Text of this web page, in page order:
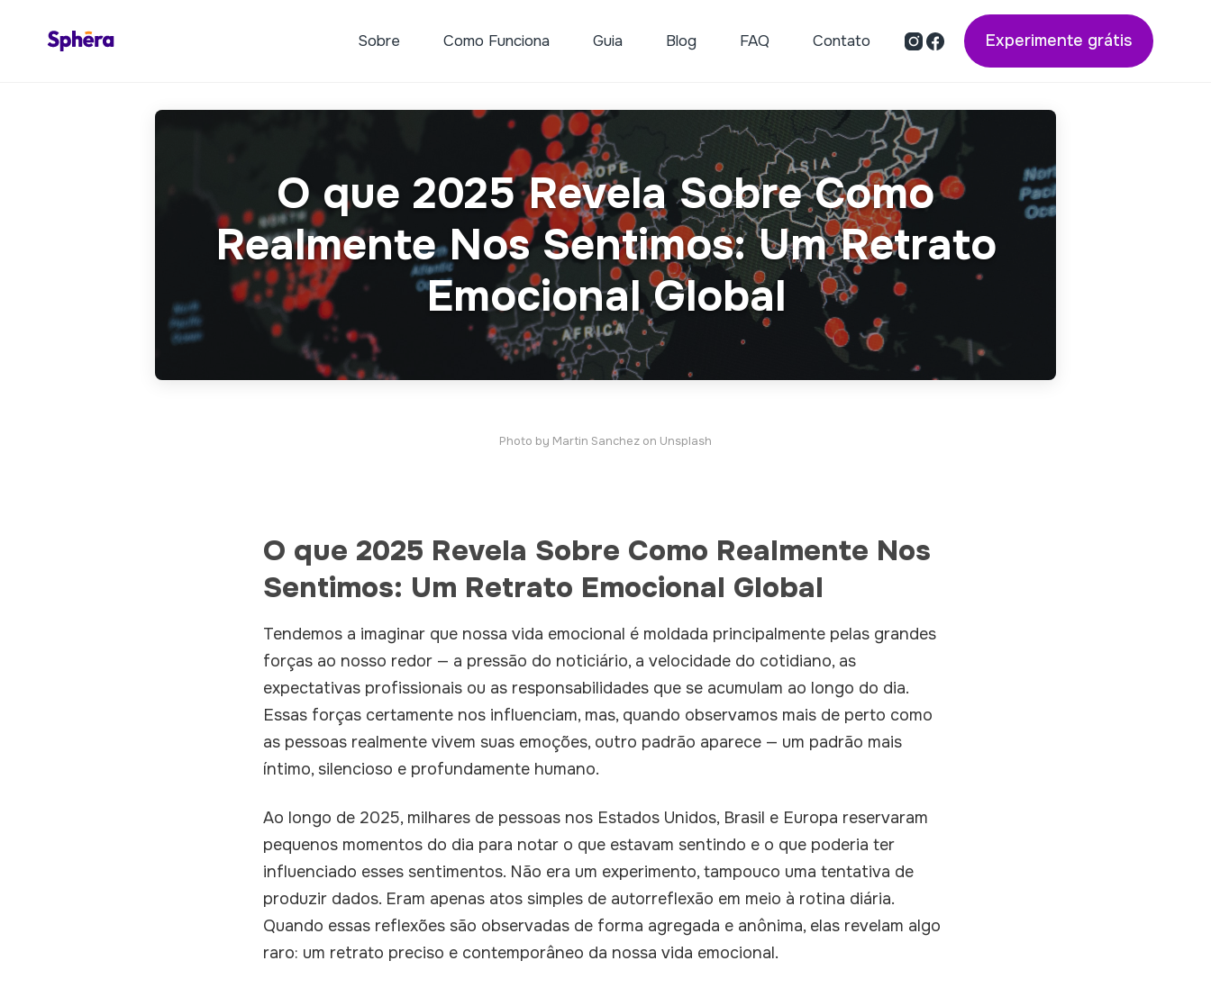
Sobre Como Funciona Guia Blog FAQ Contato Experimente grátis
O que 2025 Revela Sobre Como
Realmente Nos Sentimos: Um Retrato
Emocional Global
Photo by Martin Sanchez on Unsplash
O que 2025 Revela Sobre Como Realmente Nos
Sentimos: Um Retrato Emocional Global
Tendemos a imaginar que nossa vida emocional é moldada principalmente pelas grandes
forças ao nosso redor — a pressão do noticiário, a velocidade do cotidiano, as
expectativas profissionais ou as responsabilidades que se acumulam ao longo do dia.
Essas forças certamente nos influenciam, mas, quando observamos mais de perto como
as pessoas realmente vivem suas emoções, outro padrão aparece — um padrão mais
íntimo, silencioso e profundamente humano.
Ao longo de 2025, milhares de pessoas nos Estados Unidos, Brasil e Europa reservaram
pequenos momentos do dia para notar o que estavam sentindo e o que poderia ter
influenciado esses sentimentos. Não era um experimento, tampouco uma tentativa de
produzir dados. Eram apenas atos simples de autorreflexão em meio à rotina diária.
Quando essas reflexões são observadas de forma agregada e anônima, elas revelam algo
raro: um retrato preciso e contemporâneo da nossa vida emocional.